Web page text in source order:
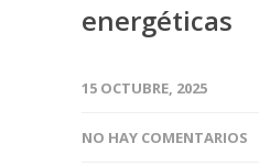
energéticas
15 OCTUBRE, 2025
NO HAY COMENTARIOS